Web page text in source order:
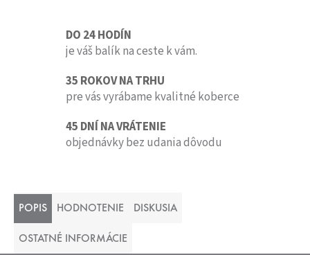
DO 24 HODÍN
je váš balík na ceste k vám.
35 ROKOV NA TRHU
pre vás vyrábame kvalitné koberce
45 DNÍ NA VRÁTENIE
objednávky bez udania dôvodu
POPIS HODNOTENIE DISKUSIA
OSTATNÉ INFORMÁCIE